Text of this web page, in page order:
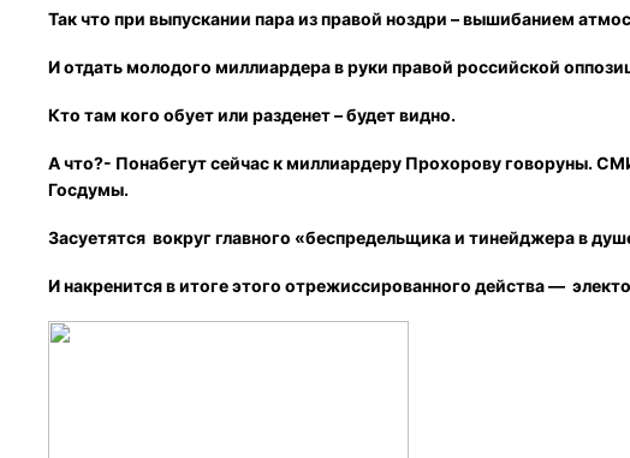
Так что при выпускании пара из правой ноздри – вышибанием
И отдать молодого миллиардера в руки правой российской
Кто там кого обует или разденет – будет видно.
А что?- Понабегут сейчас к миллиардеру Прохорову говоруны.
Госдумы.
Засуетятся вокруг главного «беспредельщика и тинейджера в
И накренится в итоге этого отрежиссированного действа —